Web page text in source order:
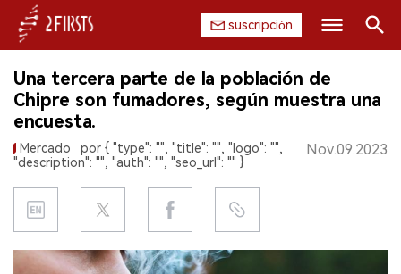
suscripción
INICIO
EMPRESA
REGULACIÓN
CHINA
Una tercera parte de la población de
Chipre son fumadores, según muestra una
encuesta.
Mercado
por { "type": "", "title": "", "logo": "",
"description": "", "auth": "", "seo_url": "" }
Nov.09.2023